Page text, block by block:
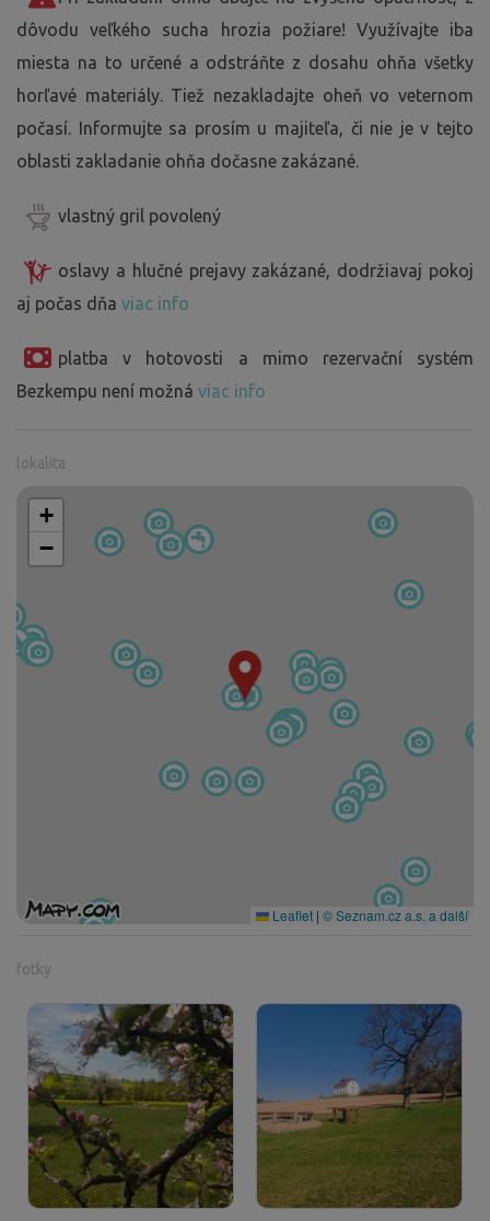
dôvodu veľkého sucha hrozia požiare! Využívajte iba
miesta na to určené a odstráňte z dosahu ohňa všetky
horľavé materiály. Tiež nezakladajte oheň vo veternom
počasí. Informujte sa prosím u majiteľa, či nie je v tejto
oblasti zakladanie ohňa dočasne zakázané.
vlastný gril povolený
oslavy a hlučné prejavy zakázané, dodržiavaj pokoj
aj počas dňa viac info
platba v hotovosti a mimo rezervační systém
Bezkempu není možná viac info
lokalita
+
−
Leaflet | © Seznam.cz a.s. a další
fotky